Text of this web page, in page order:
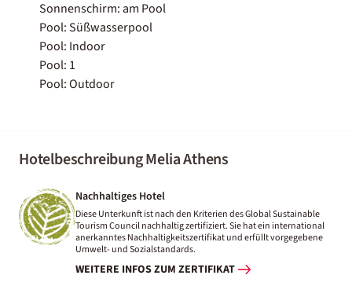
Sonnenschirm: am Pool
Pool: Süßwasserpool
Pool: Indoor
Pool: 1
Pool: Outdoor
Hotelbeschreibung Melia Athens
Nachhaltiges Hotel
Diese Unterkunft ist nach den Kriterien des Global Sustainable
Tourism Council nachhaltig zertifiziert. Sie hat ein international
anerkanntes Nachhaltigkeitszertifikat und erfüllt vorgegebene
Umwelt- und Sozialstandards.
WEITERE INFOS ZUM ZERTIFIKAT